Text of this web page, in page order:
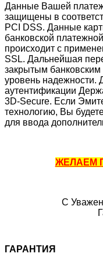
Данные Вашей
защищены в
PCI DSS. Данные
банковской
происходит с
SSL. Дальнейшая
закрытым
уровень надежности.
аутентификации
3D-Secure. Если
технологию, Вы
для ввода
ЖЕЛАЕМ
С
ГАРАНТИЯ